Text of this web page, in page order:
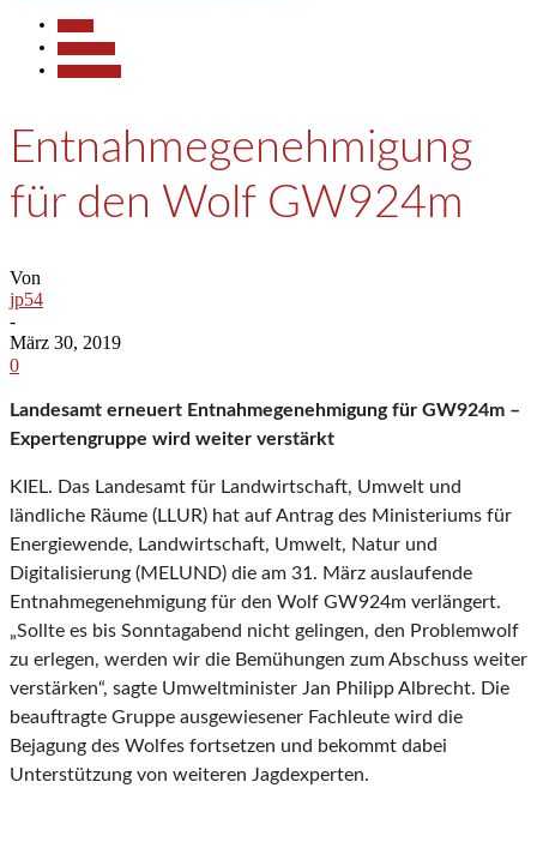
Entnahmegenehmigung
für den Wolf GW924m
Von
jp54
-
März 30, 2019
0
Landesamt erneuert Entnahmegenehmigung für GW924m –
Expertengruppe wird weiter verstärkt
KIEL. Das Landesamt für Landwirtschaft, Umwelt und
ländliche Räume (LLUR) hat auf Antrag des Ministeriums für
Energiewende, Landwirtschaft, Umwelt, Natur und
Digitalisierung (MELUND) die am 31. März auslaufende
Entnahmegenehmigung für den Wolf GW924m verlängert.
„Sollte es bis Sonntagabend nicht gelingen, den Problemwolf
zu erlegen, werden wir die Bemühungen zum Abschuss weiter
verstärken“, sagte Umweltminister Jan Philipp Albrecht. Die
beauftragte Gruppe ausgewiesener Fachleute wird die
Bejagung des Wolfes fortsetzen und bekommt dabei
Unterstützung von weiteren Jagdexperten.